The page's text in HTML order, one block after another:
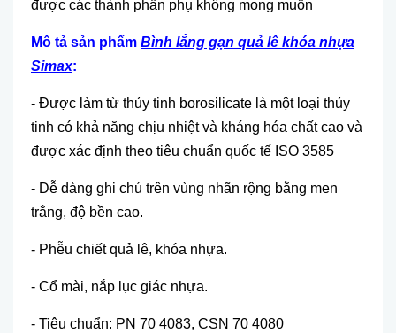
được các thành phần phụ không mong muốn
Mô tả sản phẩm Bình lắng gạn quả lê khóa nhựa
Simax:
- Được làm từ thủy tinh borosilicate là một loại thủy
tinh có khả năng chịu nhiệt và kháng hóa chất cao và
được xác định theo tiêu chuẩn quốc tế ISO 3585
- Dễ dàng ghi chú trên vùng nhãn rộng bằng men
trắng, độ bền cao.
- Phễu chiết quả lê, khóa nhựa.
- Cổ mài, nắp lục giác nhựa.
- Tiêu chuẩn: PN 70 4083, CSN 70 4080